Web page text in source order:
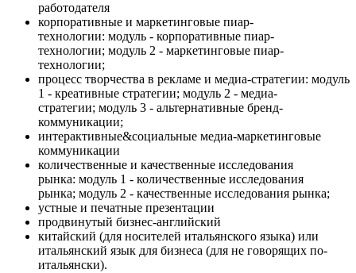
работодателя
корпоративные и маркетинговые пиар-
технологии: модуль - корпоративные пиар-
технологии; модуль 2 - маркетинговые пиар-
технологии;
процесс творчества в рекламе и медиа-стратегии: модуль
1 - креативные стратегии; модуль 2 - медиа-
стратегии; модуль 3 - альтернативные бренд-
коммуникации;
интерактивные&социальные медиа-маркетинговые
коммуникации
количественные и качественные исследования
рынка: модуль 1 - количественные исследования
рынка; модуль 2 - качественные исследования рынка;
устные и печатные презентации
продвинутый бизнес-английский
китайский (для носителей итальянского языка) или
итальянский язык для бизнеса (для не говорящих по-
итальянски).